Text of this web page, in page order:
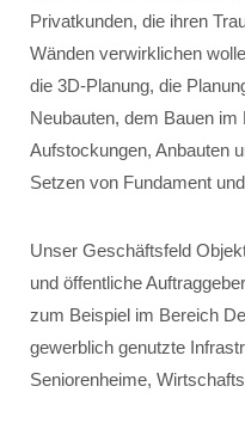
Privatkunden, die ihren
Wänden verwirklichen
die 3D-Planung, die
Neubauten, dem Bauen
Aufstockungen, Anbauten
Setzen von Fundament
Unser Geschäftsfeld
und öffentliche
zum Beispiel im Bereich
gewerblich genutzte
Seniorenheime,